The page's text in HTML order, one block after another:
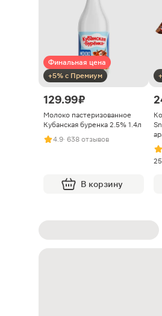
Финальная цена
+5% с Премиум
129.99 ₽
Молоко пастеризованное
Кубанская буренка 2.5% 1.4л
4.9· 638 отзывов
В корзину